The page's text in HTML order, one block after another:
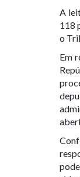
A
118
o
Em